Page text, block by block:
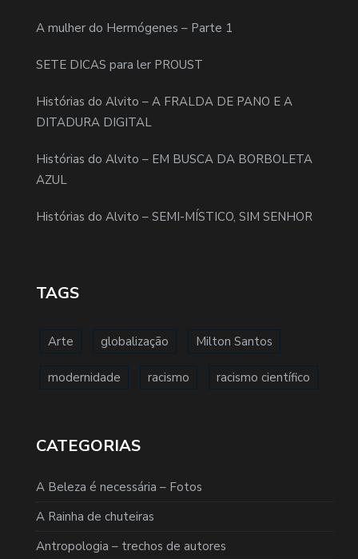
A mulher do Hermógenes – Parte 1
SETE DICAS para ler PROUST
Histórias do Alvito – A FRALDA DE PANO E A
DITADURA DIGITAL
Histórias do Alvito – EM BUSCA DA BORBOLETA
AZUL
Histórias do Alvito – SEMI-MÍSTICO, SIM SENHOR
TAGS
Arte globalização Milton Santos
modernidade racismo racismo científico
CATEGORIAS
A Beleza é necessária – Fotos
A Rainha de chuteiras
Antropologia – trechos de autores